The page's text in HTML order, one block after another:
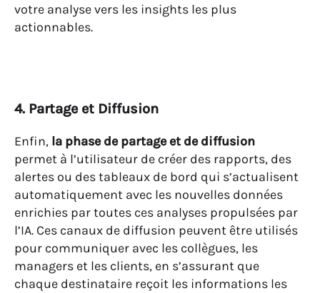
votre analyse vers les insights les plus
actionnables.
4. Partage et Diffusion
Enfin, la phase de partage et de diffusion
permet à l’utilisateur de créer des rapports, des
alertes ou des tableaux de bord qui s’actualisent
automatiquement avec les nouvelles données
enrichies par toutes ces analyses propulsées par
l’IA. Ces canaux de diffusion peuvent être utilisés
pour communiquer avec les collègues, les
managers et les clients, en s’assurant que
chaque destinataire reçoit les informations les